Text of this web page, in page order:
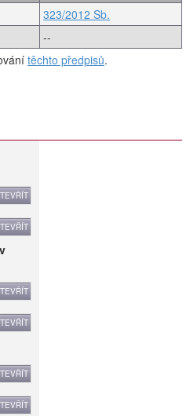
323/2012 Sb.
--
těchto předpisů.